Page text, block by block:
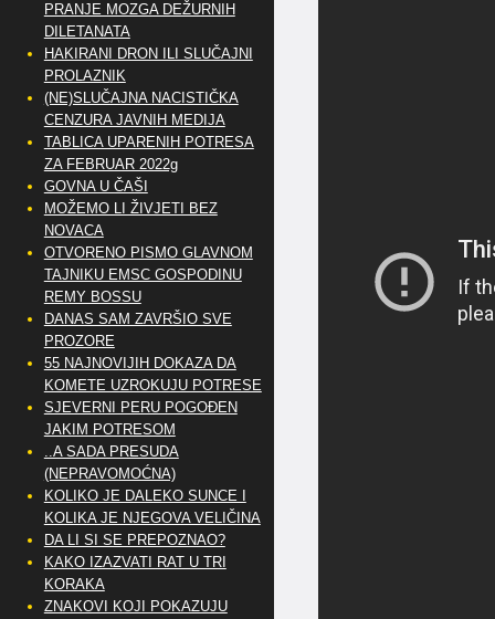
PRANJE MOZGA DEŽURNIH
DILETANATA
HAKIRANI DRON ILI SLUČAJNI
PROLAZNIK
(NE)SLUČAJNA NACISTIČKA
CENZURA JAVNIH MEDIJA
TABLICA UPARENIH POTRESA
ZA FEBRUAR 2022g
GOVNA U ČAŠI
MOŽEMO LI ŽIVJETI BEZ
NOVACA
OTVORENO PISMO GLAVNOM
TAJNIKU EMSC GOSPODINU
REMY BOSSU
DANAS SAM ZAVRŠIO SVE
PROZORE
55 NAJNOVIJIH DOKAZA DA
KOMETE UZROKUJU POTRESE
SJEVERNI PERU POGOĐEN
JAKIM POTRESOM
..A SADA PRESUDA
(NEPRAVOMOĆNA)
KOLIKO JE DALEKO SUNCE I
KOLIKA JE NJEGOVA VELIČINA
DA LI SI SE PREPOZNAO?
KAKO IZAZVATI RAT U TRI
KORAKA
ZNAKOVI KOJI POKAZUJU